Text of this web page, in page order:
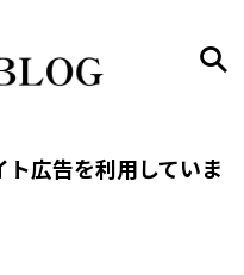
広告を利用していま